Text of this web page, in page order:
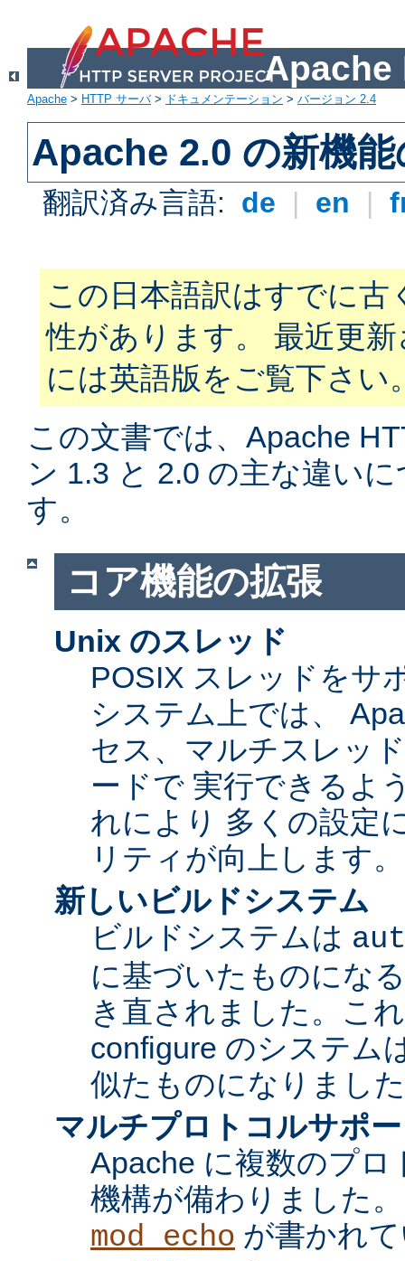
Apache
Apache > HTTP サーバ> ドキュメンテーション > バージョン 2.4
Apache 2.0 の新機能
翻訳済み言語: de | en |
この日本語訳はすでに古
性があります。 最近更
には英語版をご覧下さい
この文書では、Apache
ン 1.3 と 2.0 の主な違い
す。
コア機能の拡張
Unix のスレッド
POSIX スレッドをサ
システム上では、
セス、マルチスレッ
ードで 実行できるよ
れにより 多くの設定
リティが向上します。
新しいビルドシステム
ビルドシステムは
に基づいたものにな
き直されました。こ
configure のシステム
似たものになりまし
マルチプロトコルサポ
Apache に複数のプ
機構が備わりました
mod_echo が書かれ